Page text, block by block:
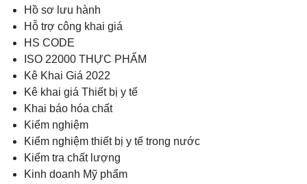
Hồ sơ lưu hành
Hỗ trợ công khai giá
HS CODE
ISO 22000 THỰC PHẨM
Kê Khai Giá 2022
Kê khai giá Thiết bị y tế
Khai báo hóa chất
Kiểm nghiệm
Kiểm nghiệm thiết bị y tế trong nước
Kiểm tra chất lượng
Kinh doanh Mỹ phẩm